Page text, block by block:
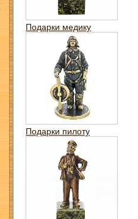
Подарки медику
Подарки пилоту